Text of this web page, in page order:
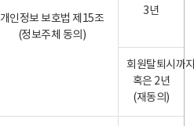
개인정보 보호법 제15조
(정보주체 동의)
3년
회원탈퇴시까
혹은 2년
(재동의)